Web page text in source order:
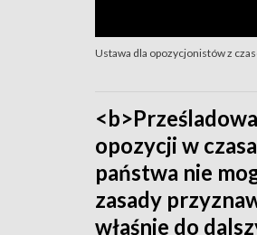
Ustawa dla opozycjonistów z
opozycji w
państwa nie
zasady
właśnie do